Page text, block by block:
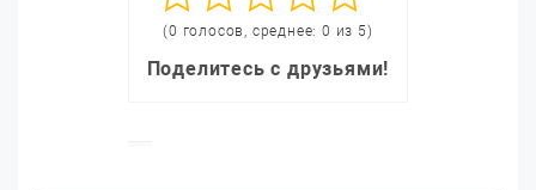
(0 голосов, среднее: 0 из 5)
Поделитесь с друзьями!